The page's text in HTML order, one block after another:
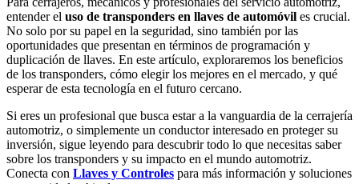
entender el uso de transponders en llaves de automóvil es crucial.
No solo por su papel en la seguridad, sino también por las
oportunidades que presentan en términos de programación y
duplicación de llaves. En este artículo, exploraremos los beneficios
de los transponders, cómo elegir los mejores en el mercado, y qué
esperar de esta tecnología en el futuro cercano.
Si eres un profesional que busca estar a la vanguardia de la cerrajería
automotriz, o simplemente un conductor interesado en proteger su
inversión, sigue leyendo para descubrir todo lo que necesitas saber
sobre los transponders y su impacto en el mundo automotriz.
Conecta con Llaves y Controles para más información y soluciones